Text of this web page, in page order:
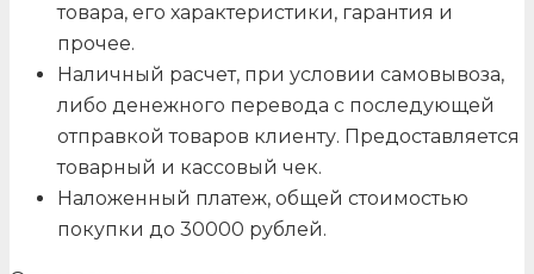
товара, его характеристики, гарантия и
прочее.
Наличный расчет, при условии самовывоза,
либо денежного перевода с последующей
отправкой товаров клиенту. Предоставляется
товарный и кассовый чек.
Наложенный платеж, общей стоимостью
покупки до 30000 рублей.